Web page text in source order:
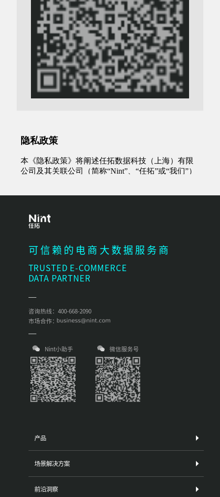
可信赖的电商大数据服务商
TRUSTED E-COMMERCE
DATA PARTNER
咨询热线：400-668-2090
市场合作：
Nint小助手 微信服务号
产品
场景解决方案
前沿洞察